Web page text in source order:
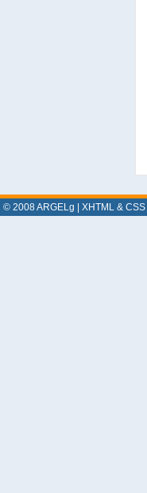
© 2008ARGELg XHTML & CSS